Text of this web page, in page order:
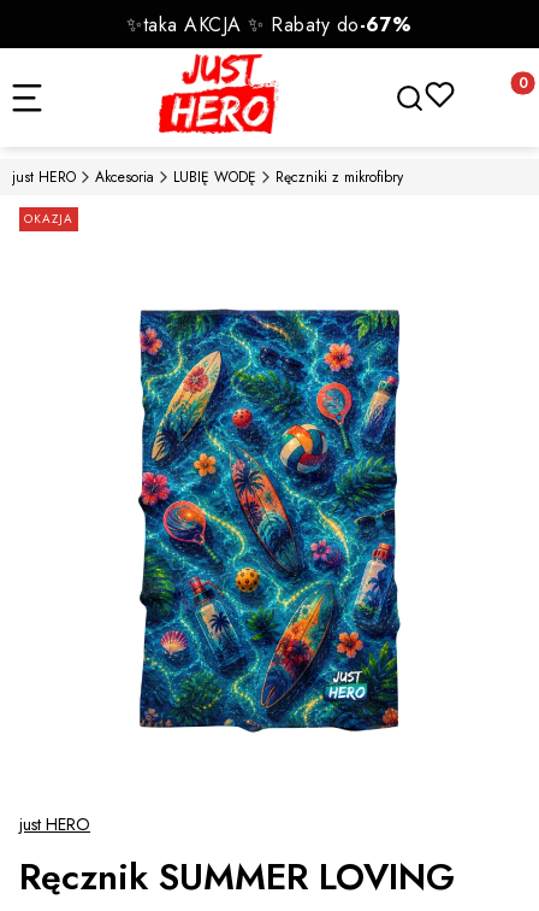
✨taka AKCJA ✨ Rabaty do-67%
Otwórz
just HERO Akcesoria LUBIĘ WODĘ Ręczniki z mikrofibry
Etykiety
OKAZJA
just HERO
Ręcznik SUMMER LOVING